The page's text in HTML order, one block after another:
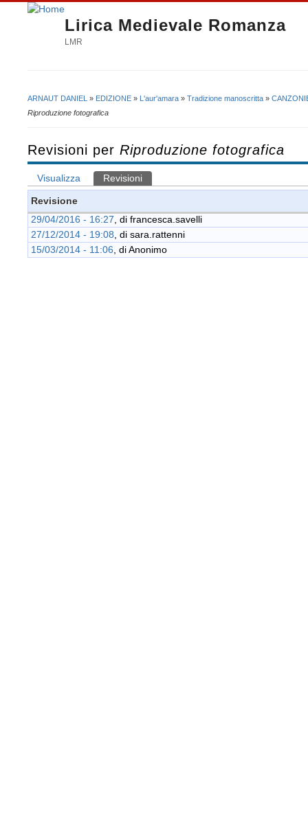
Lirica Medievale Romanza
LMR
Tu sei qui
ARNAUT DANIEL » EDIZIONE » L'aur'amara » Tradizione manoscritta »
Riproduzione fotografica
Revisioni per Riproduzione fotografica
Schede primarie
Visualizza Revisioni
Revisione
29/04/2016 - 16:27 , di francesca.savelli
27/12/2014 - 19:08 , di sara.rattenni
15/03/2014 - 11:06 , diAnonimo